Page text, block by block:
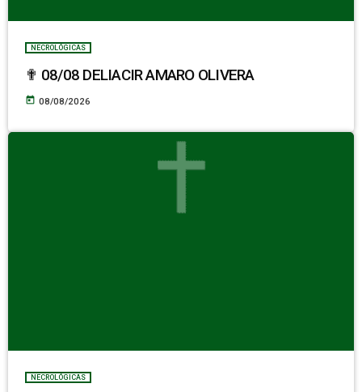
NECROLÓGICAS
✟ 08/08 DELIACIR AMARO OLIVERA
today 08/08/2026
NECROLÓGICAS